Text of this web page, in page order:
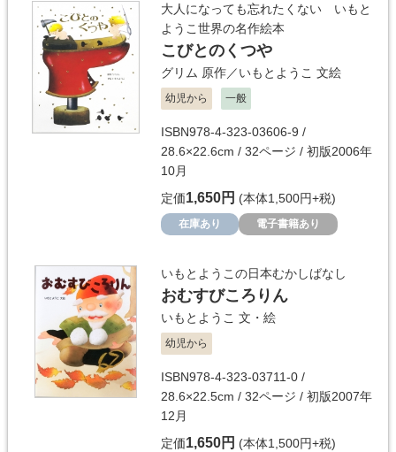
大人になっても忘れたくない いもと
ようこ世界の名作絵本
こびとのくつや
グリム 原作／いもとようこ 文絵
幼児から 一般
ISBN978-4-323-03606-9 /
28.6×22.6cm / 32ページ / 初版2006年
10月
定価1,650円 (本体1,500円+税)
在庫あり 電子書籍あり
いもとようこの日本むかしばなし
おむすびころりん
いもとようこ 文・絵
幼児から
ISBN978-4-323-03711-0 /
28.6×22.5cm / 32ページ / 初版2007年
12月
定価1,650円 (本体1,500円+税)